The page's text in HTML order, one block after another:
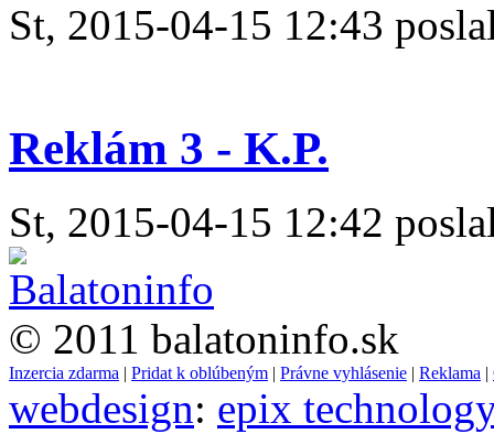
St, 2015-04-15 12:43
Reklám 3 - K.P.
St, 2015-04-15 12:42
© 2011 balatoninfo.sk
Inzercia zdarma | Pridat k oblúbeným | Právne vyhlásenie | Reklama |
webdesign: epix